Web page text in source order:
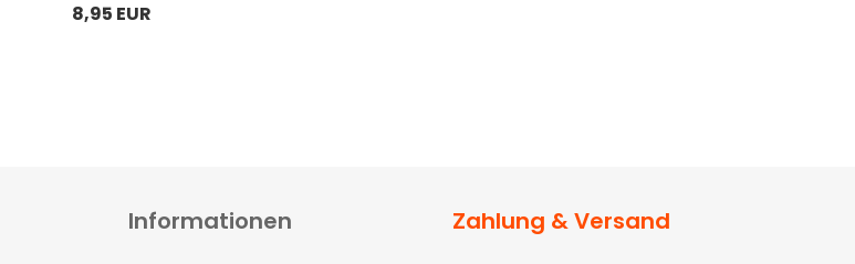
8,95 EUR
Informationen Zahlung & Versand